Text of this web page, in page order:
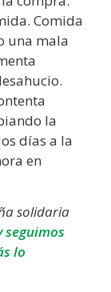
Comida
una mala
la
días a la
en
solidaria
seguimos
lo